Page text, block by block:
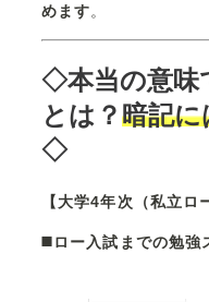
めます。
◇本当の意味
とは？暗記に
◇
【大学4年次（私立ロ
◼️ロー入試までの勉強